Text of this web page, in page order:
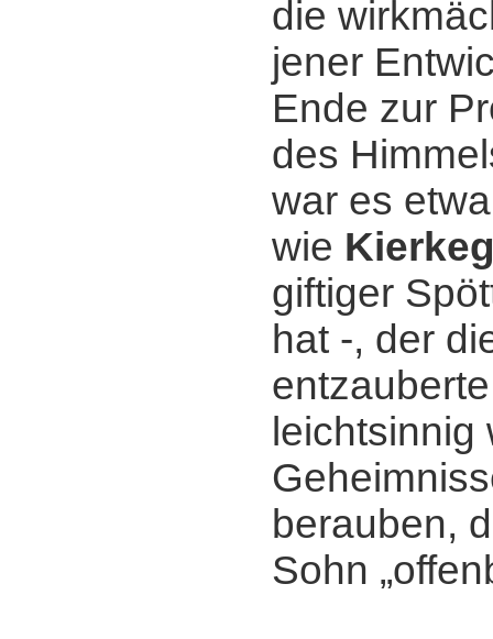
die
jener
Ende zur
des
war es
wie
giftiger
hat -, der
berauben,
Sohn